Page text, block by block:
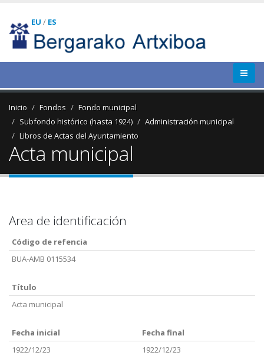
EU / ES
Inicio Fondos
Fondo municipal
Subfondo histórico (hasta 1924)
Administración municipal
Libros de Actas del Ayuntamiento
Acta municipal
Area de identificación
Código de refencia
BUA-AMB 0115534
Título
Acta municipal
Fecha inicial
Fecha final
1922/12/23
1922/12/23